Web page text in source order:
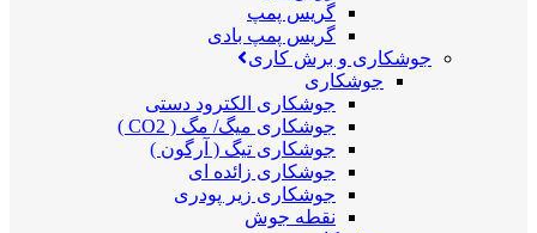
گریس پمپ
گریس پمپ بادی
جوشکاری و برش کاری
جوشکاری
جوشکاری الکترود دستی
جوشکاری میگ/ مگ ( CO2 )
جوشکاری تیگ ( آرگون )
جوشکاری زائده ای
جوشکاری زیر پودری
نقطه جوش